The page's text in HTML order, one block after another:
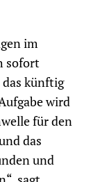
im
sofort
künftig
wird
für den
das
und